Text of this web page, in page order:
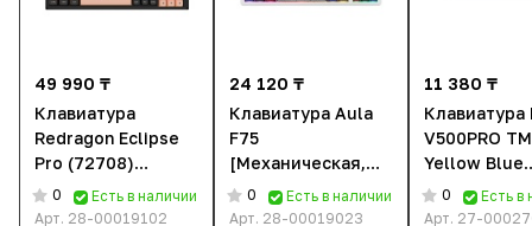
49 990 ₸
Клавиатура
Redragon Eclipse
Pro (72708)
[Механическая,
беспроводная,
0
Есть в наличии
Арт. 28-00019102
24 120 ₸
Клавиатура Aula
F75
[Механическая,
беспроводная,
клавиш - 80,
0
Есть в наличии
Арт. 28-00019023
11 380 ₸
Клавиатура
V500PRO TM
Yellow Blue
проводная,
0
Есть в
Арт. 27-